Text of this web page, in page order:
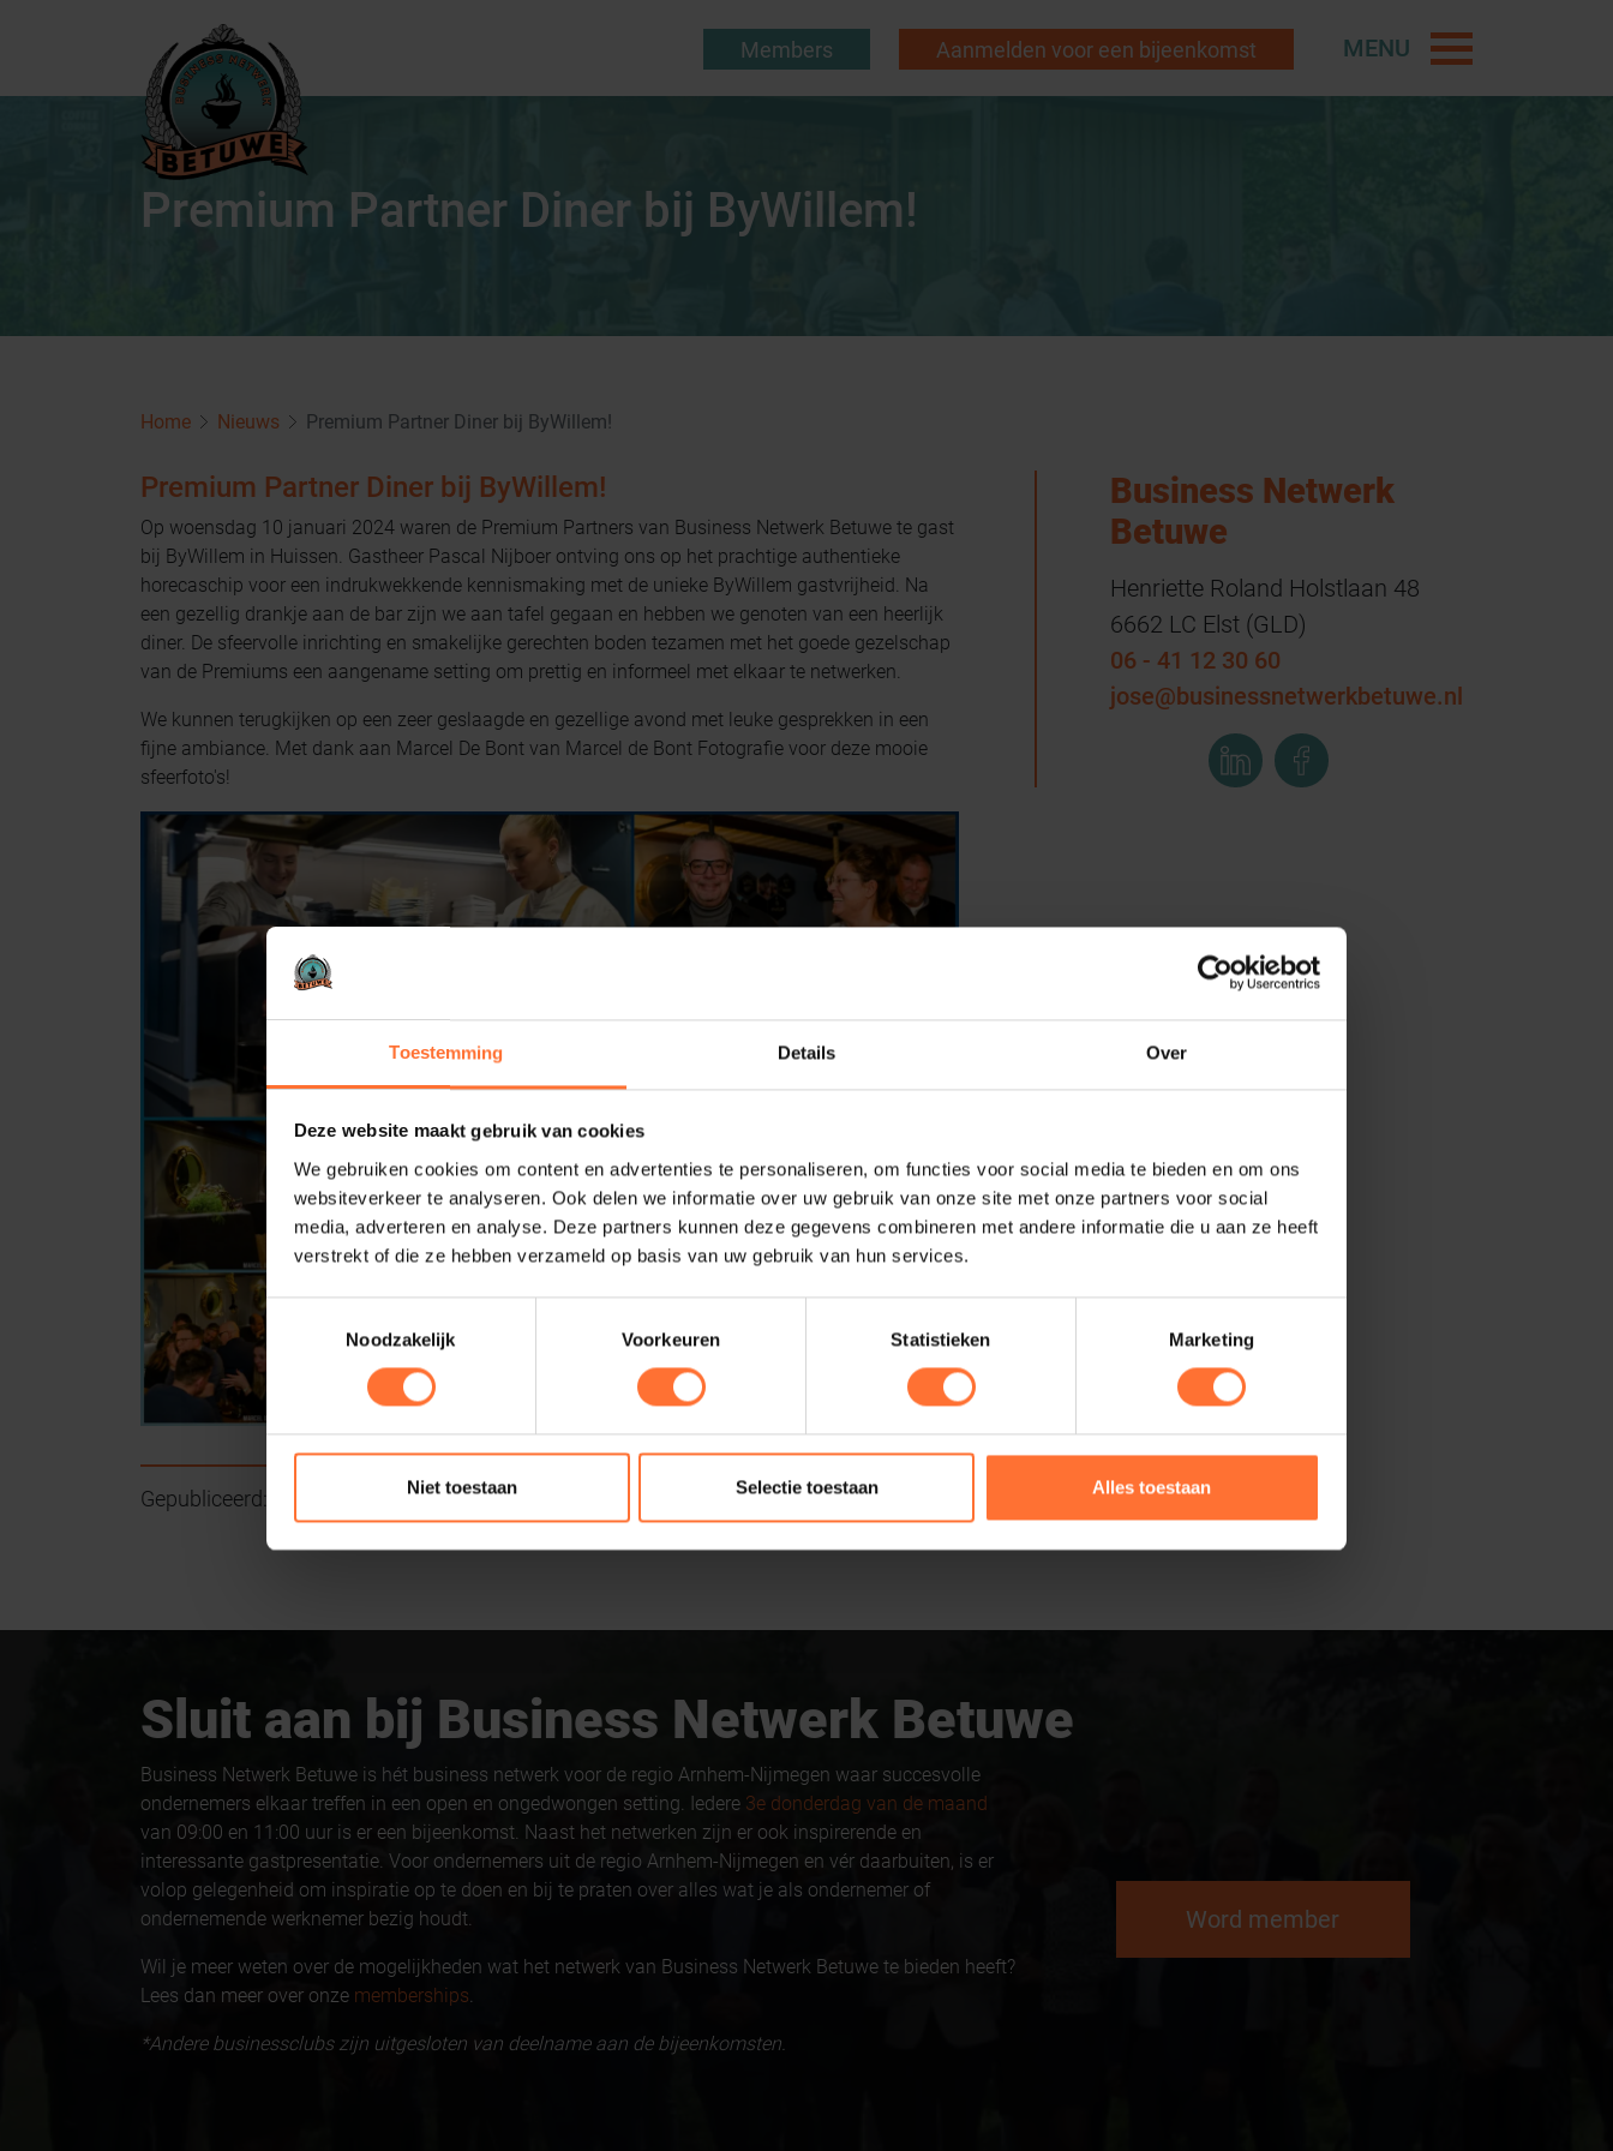
Toestemming Details Over
Deze website maakt gebruik van cookies
We gebruiken cookies om content en advertenties te personaliseren, om functies voor social media te bieden en om ons
websiteverkeer te analyseren. Ook delen we informatie over uw gebruik van onze site met onze partners voor social
media, adverteren en analyse. Deze partners kunnen deze gegevens combineren met andere informatie die u aan ze heeft
verstrekt of die ze hebben verzameld op basis van uw gebruik van hun services.
Toestemmingsselectie
Noodzakelijk
Voorkeuren Statistieken Marketing
Niet toestaan Selectie toestaan Alles toestaan
Members Aanmelden voor een bijeenkomst MENU
Premium Partner Diner bij ByWillem!
Home Nieuws Premium Partner Diner bij ByWillem!
Premium Partner Diner bij ByWillem!
Op woensdag 10 januari 2024 waren de Premium Partners van Business Netwerk Betuwe te gast
bij ByWillem in Huissen. Gastheer Pascal Nijboer ontving ons op het prachtige authentieke
horecaschip voor een indrukwekkende kennismaking met de unieke ByWillem gastvrijheid. Na
een gezellig drankje aan de bar zijn we aan tafel gegaan en hebben we genoten van een heerlijk
diner. De sfeervolle inrichting en smakelijke gerechten boden tezamen met het goede gezelschap
van de Premiums een aangename setting om prettig en informeel met elkaar te netwerken.
We kunnen terugkijken op een zeer geslaagde en gezellige avond met leuke gesprekken in een
fijne ambiance. Met dank aan Marcel De Bont van Marcel de Bont Fotografie voor deze mooie
sfeerfoto's!
Gepubliceerd: Deel artikel:
Business Netwerk
Betuwe
Henriette Roland Holstlaan 48
6662 LC Elst (GLD)
06 - 41 12 30 60
jose@businessnetwerkbetuwe.nl
Sluit aan bij Business Netwerk Betuwe
Business Netwerk Betuwe is hét business netwerk voor de regio Arnhem-Nijmegen waar succesvolle
ondernemers elkaar treffen in een open en ongedwongen setting. Iedere 3e donderdag van de maand
van 09:00 en 11:00 uur is er een bijeenkomst. Naast het netwerken zijn er ook inspirerende en
interessante gastpresentatie. Voor ondernemers uit de regio Arnhem-Nijmegen en vér daarbuiten, is er
volop gelegenheid om inspiratie op te doen en bij te praten over alles wat je als ondernemer of
ondernemende werknemer bezig houdt.
Wil je meer weten over de mogelijkheden wat het netwerk van Business Netwerk Betuwe te bieden heeft?
Lees dan meer over onze memberships
*Andere businessclubs zijn uitgesloten van deelname aan de bijeenkomsten.
Word member